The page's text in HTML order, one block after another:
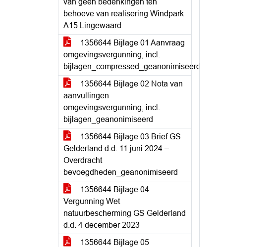
van geen bedenkingen ten
behoeve van realisering Windpark
A15 Lingewaard
1356644 Bijlage 01 Aanvraag
omgevingsvergunning, incl.
bijlagen_compressed_geanonimiseerd
1356644 Bijlage 02 Nota van
aanvullingen
omgevingsvergunning, incl.
bijlagen_geanonimiseerd
1356644 Bijlage 03 Brief GS
Gelderland d.d. 11 juni 2024 –
Overdracht
bevoegdheden_geanonimiseerd
1356644 Bijlage 04
Vergunning Wet
natuurbescherming GS Gelderland
d.d. 4 december 2023
1356644 Bijlage 05